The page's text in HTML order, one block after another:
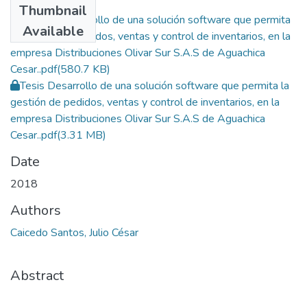
Thumbnail
Available
Artículo Desarrollo de una solución software que permita
la gestión de pedidos, ventas y control de inventarios, en la
empresa Distribuciones Olivar Sur S.A.S de Aguachica
Cesar..pdf(580.7 KB)
Tesis Desarrollo de una solución software que permita la
gestión de pedidos, ventas y control de inventarios, en la
empresa Distribuciones Olivar Sur S.A.S de Aguachica
Cesar..pdf(3.31 MB)
Date
2018
Authors
Caicedo Santos, Julio César
Abstract